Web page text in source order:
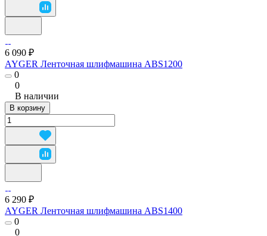
6 090 ₽
AYGER Ленточная шлифмашина ABS1200
0
0
В наличии
В корзину
6 290 ₽
AYGER Ленточная шлифмашина ABS1400
0
0